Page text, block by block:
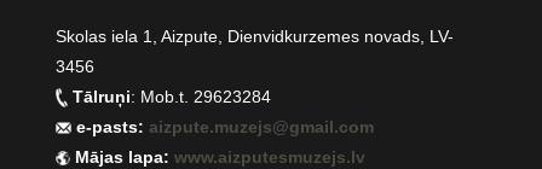
Skolas iela 1, Aizpute, Dienvidkurzemes novads, LV-
3456
Tālruņi: Mob.t. 29623284
e-pasts:aizpute.muzejs@gmail.com
Mājas lapa:www.aizputesmuzejs.lv